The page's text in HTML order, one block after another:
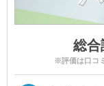
総合
※評価は口コ